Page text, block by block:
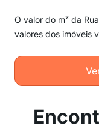
O valor do m² da
valores dos imóveis